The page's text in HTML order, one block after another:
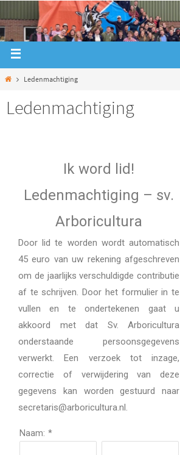
Ledenmachtiging
Ledenmachtiging
Ik word lid!
Ledenmachtiging – sv.
Arboricultura
Door lid te worden wordt automatisch
45 euro van uw rekening afgeschreven
om de jaarlijks verschuldigde contributie
af te schrijven. Door het formulier in te
vullen en te ondertekenen gaat u
akkoord met dat Sv. Arboricultura
onderstaande persoonsgegevens
verwerkt. Een verzoek tot inzage,
correctie of verwijdering van deze
gegevens kan worden gestuurd naar
secretaris@arboricultura.nl.
Naam: *